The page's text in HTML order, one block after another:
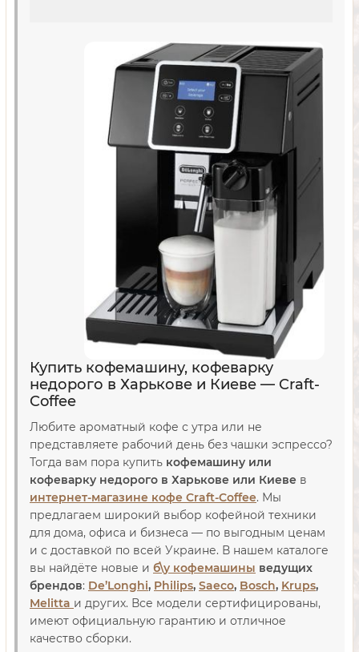
Купить кофемашину, кофеварку
недорого в Харькове и Киеве — Craft-
Coffee
Любите ароматный кофе с утра или не
представляете рабочий день без чашки эспрессо?
Тогда вам пора купить кофемашину или
кофеварку недорого в Харькове или Киеве в
интернет-магазине кофе Craft-Coffee. Мы
предлагаем широкий выбор кофейной техники
для дома, офиса и бизнеса — по выгодным ценам
и с доставкой по всей Украине. В нашем каталоге
вы найдёте новые и б\у кофемашины ведущих
брендов: De’Longhi, Philips, Saeco, Bosch, Krups,
Melitta и других. Все модели сертифицированы,
имеют официальную гарантию и отличное
качество сборки.